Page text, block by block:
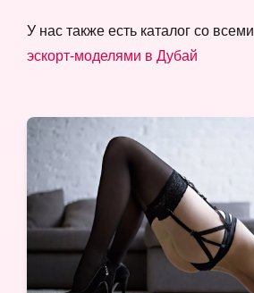
У нас также есть каталог со всеми
эскорт-моделями в Дубай